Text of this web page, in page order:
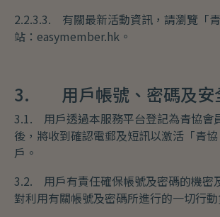
2.2.3.3. 有關最新活動資訊，請瀏覽「
站：easymember.hk。
3. 用戶帳號、密碼及安
3.1. 用戶透過本服務平台登記為青協會
後，將收到確認電郵及短訊以激活「青
戶。
3.2. 用戶有責任確保帳號及密碼的機密
對利用有關帳號及密碼所進行的一切行動